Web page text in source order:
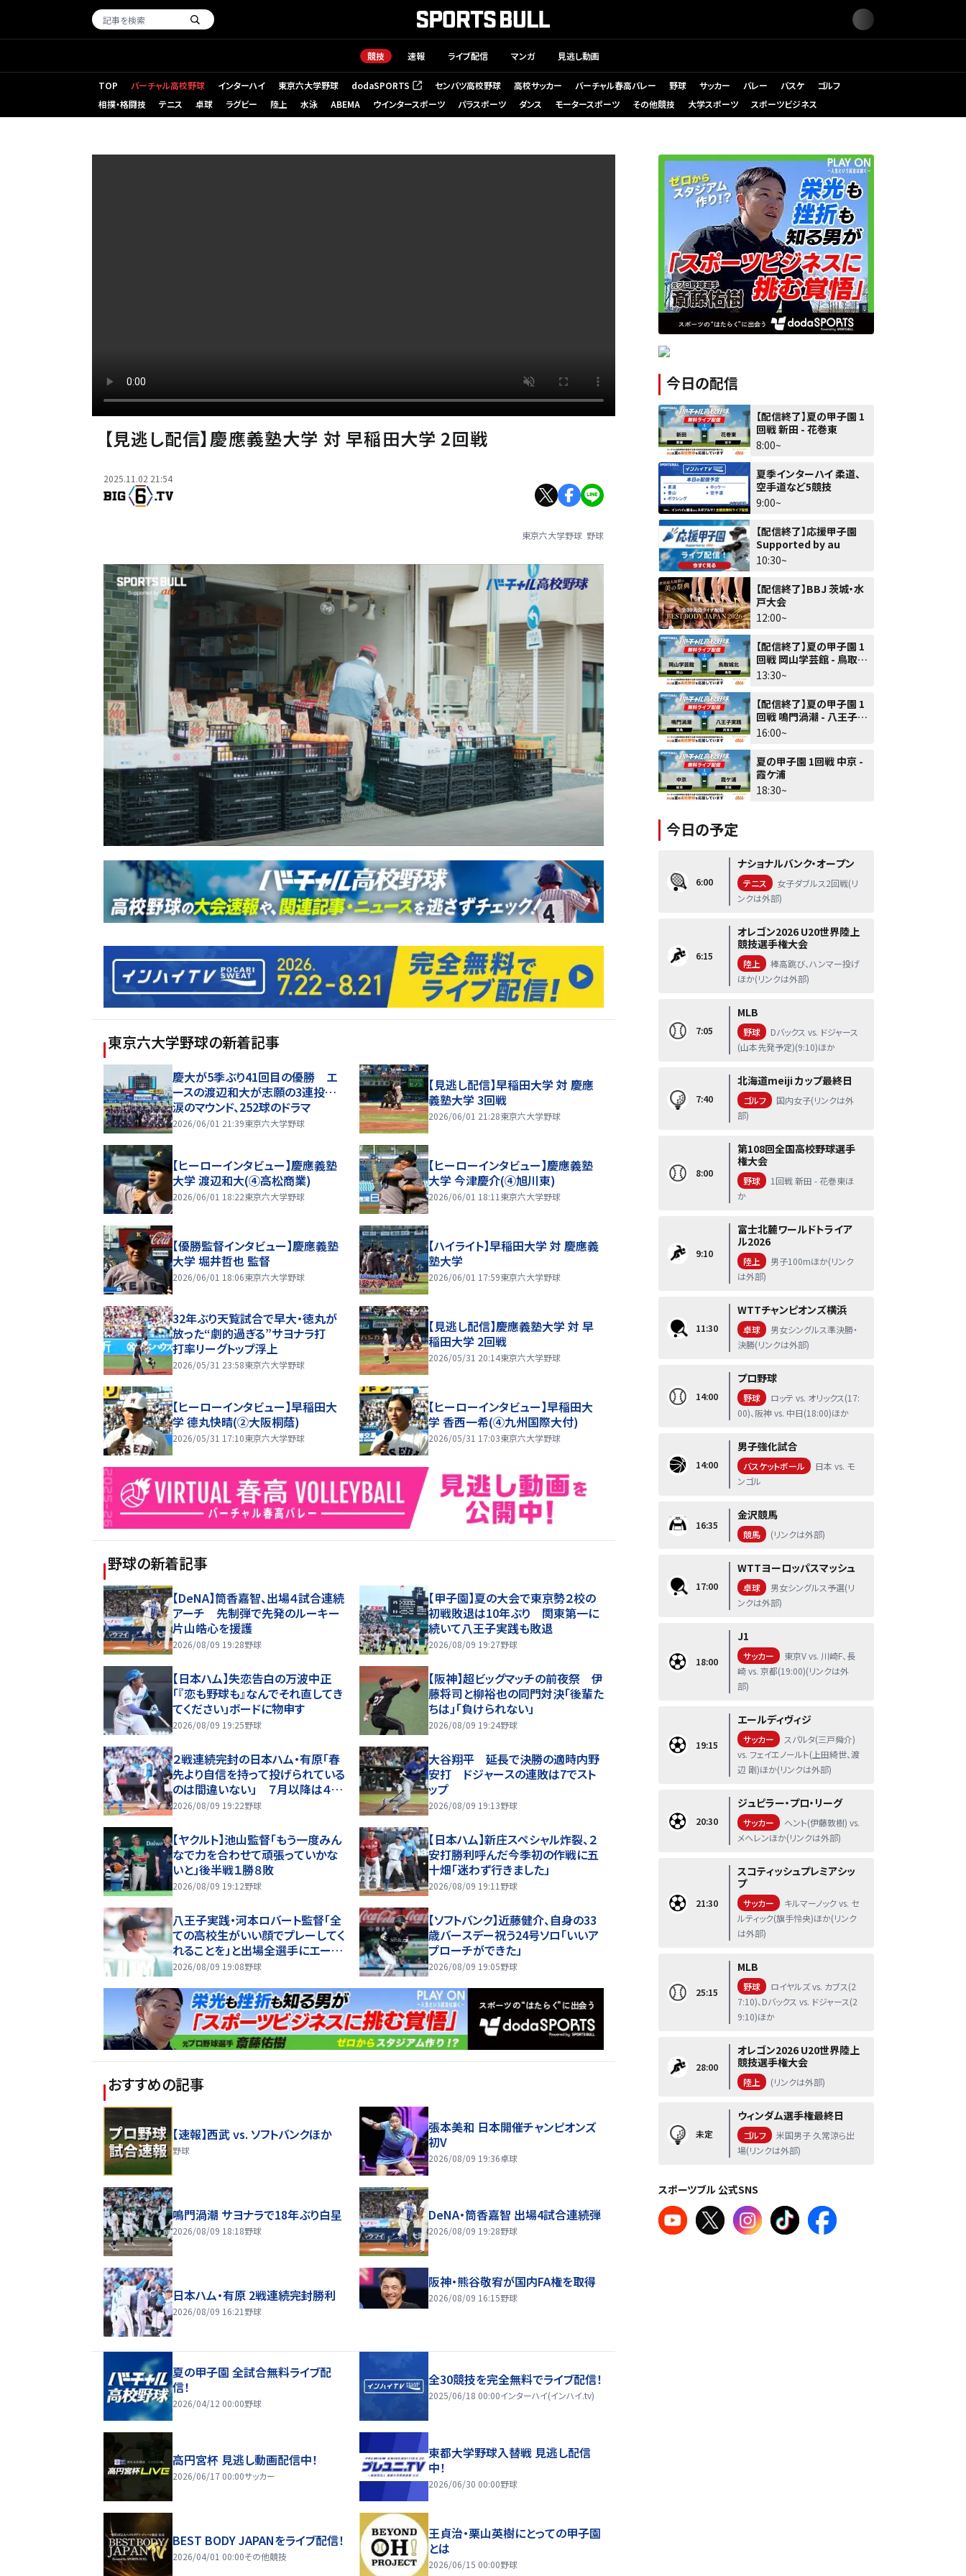
競技 速報 ライブ配信 マンガ 見逃し動画
TOP バーチャル高校野球 インターハイ 東京六大学野球 dodaSPORTS
（新しいタブで開く） センバツ高校野球 高校サッカー バーチャル春高バレー 野球 サッカー バレー バスケ
ゴルフ
相撲・格闘技
テニス 卓球 ラグビー 陸上 水泳 ABEMA ウインタースポーツ パラスポーツ ダンス モータースポーツ その他競技 大学スポーツ スポーツビジネス
【見逃し配信】慶應義塾大学 対 早稲田大学 2回戦
2025.11.02 21:54
東京六大学野球 野球
東京六大学野球の新着記事
慶大が5季ぶり41回目の優勝 エ
ースの渡辺和大が志願の3連投…
涙のマウンド、252球のドラマ
2026/06/01 21:39東京六大学野球
【見逃し配信】早稲田大学 対 慶應
義塾大学 3回戦
2026/06/01 21:28東京六大学野球
【ヒーローインタビュー】慶應義塾
大学 渡辺和大(④高松商業)
2026/06/01 18:22東京六大学野球
【ヒーローインタビュー】慶應義塾
大学 今津慶介(④旭川東)
2026/06/01 18:11 東京六大学野球
【優勝監督インタビュー】慶應義塾
大学 堀井哲也 監督
2026/06/01 18:06東京六大学野球
【ハイライト】早稲田大学 対 慶應義
塾大学
2026/06/01 17:59東京六大学野球
32年ぶり天覧試合で早大・徳丸が
放った“劇的過ぎる”サヨナラ打
打率リーグトップ浮上
2026/05/31 23:58東京六大学野球
【見逃し配信】慶應義塾大学 対 早
稲田大学 2回戦
2026/05/31 20:14東京六大学野球
【ヒーローインタビュー】早稲田大
学 德丸快晴(②大阪桐蔭)
2026/05/31 17:10東京六大学野球
【ヒーローインタビュー】早稲田大
学 香西一希(④九州国際大付)
2026/05/31 17:03東京六大学野球
野球の新着記事
【DeNA】筒香嘉智、出場４試合連続
アーチ 先制弾で先発のルーキー
片山皓心を援護
2026/08/09 19:28野球
【甲子園】夏の大会で東京勢２校の
初戦敗退は10年ぶり 関東第一に
続いて八王子実践も敗退
2026/08/09 19:27野球
【日本ハム】失恋告白の万波中正
「『恋も野球も』なんでそれ直してき
てください」ボードに物申す
2026/08/09 19:25野球
【阪神】超ビッグマッチの前夜祭 伊
藤将司と柳裕也の同門対決「後輩た
ちは」「負けられない」
2026/08/09 19:24野球
２戦連続完封の日本ハム・有原「春
先より自信を持って投げられている
のは間違いない」 ７月以降は４戦
３勝、防御率０・６０
2026/08/09 19:22野球
大谷翔平 延長で決勝の適時内野
安打 ドジャースの連敗は7でスト
ップ
2026/08/09 19:13野球
【ヤクルト】池山監督「もう一度みん
なで力を合わせて頑張っていかな
いと」後半戦１勝８敗
2026/08/09 19:12野球
【日本ハム】新庄スペシャル炸裂、２
安打勝利呼んだ今季初の作戦に五
十畑「迷わず行きました」
2026/08/09 19:11 野球
八王子実践・河本ロバート監督「全
ての高校生がいい顔でプレーしてく
れることを」と出場全選手にエー
ル 九回同点で大歓声「やりやすい
2026/08/09 19:08野球
【ソフトバンク】近藤健介、自身の33
歳バースデー祝う24号ソロ「いいア
プローチができた」
2026/08/09 19:05野球
おすすめの記事
【速報】西武 vs. ソフトバンクほか
野球
張本美和 日本開催チャンピオンズ
初V
2026/08/09 19:36卓球
鳴門渦潮 サヨナラで18年ぶり白星
2026/08/09 18:18野球
DeNA・筒香嘉智 出場4試合連続弾
2026/08/09 19:28野球
日本ハム・有原 2戦連続完封勝利
2026/08/09 16:21 野球
阪神・熊谷敬宥が国内FA権を取得
2026/08/09 16:15野球
夏の甲子園 全試合無料ライブ配
信！
2026/04/12 00:00野球
全30競技を完全無料でライブ配信！
2025/06/18 00:00インターハイ(インハイ.tv)
高円宮杯 見逃し動画配信中！
2026/06/17 00:00サッカー
東都大学野球入替戦 見逃し配信
中！
2026/06/30 00:00野球
BEST BODY JAPANをライブ配信！
2026/04/01 00:00その他競技
王貞治・栗山英樹にとっての甲子園
とは
2026/06/15 00:00野球
今日の配信
【配信終了】夏の甲子園 1
回戦 新田 - 花巻東
8:00~
夏季インターハイ 柔道、
空手道など5競技
9:00~
【配信終了】応援甲子園
Supported by au
10:30~
【配信終了】BBJ 茨城・水
戸大会
12:00~
【配信終了】夏の甲子園 1
回戦 岡山学芸館 - 鳥取城
北
13:30~
【配信終了】夏の甲子園 1
回戦 鳴門渦潮 - 八王子実
践
16:00~
夏の甲子園 1回戦 中京 -
霞ケ浦
18:30~
今日の予定
6:00
ナショナルバンク・オープン
テニス
女子ダブルス2回戦(リ
ンクは外部)
6:15
オレゴン2026 U20世界陸上
競技選手権大会
陸上
棒高跳び、ハンマー投げ
ほか(リンクは外部)
7:05
MLB
野球
Dバックス vs. ドジャース
(山本先発予定)(9:10)ほか
7:40
北海道meiji カップ最終日
ゴルフ
国内女子(リンクは外
部)
8:00
第108回全国高校野球選手
権大会
野球
1回戦 新田 - 花巻東ほ
か
9:10
富士北麓ワールドトライア
ル2026
陸上
男子100mほか(リンク
は外部)
11:30
WTTチャンピオンズ横浜
卓球
男女シングルス準決勝・
決勝(リンクは外部)
14:00
プロ野球
野球
ロッテ vs. オリックス(17:
00)、阪神 vs. 中日(18:00)ほか
14:00
男子強化試合
バスケットボール
日本 vs. モ
ンゴル
16:35
金沢競馬
競馬 (リンクは外部)
17:00
WTTヨーロッパスマッシュ
卓球
男女シングルス予選(リ
ンクは外部)
18:00
J1
サッカー
東京V vs. 川崎F、長
崎 vs. 京都(19:00)(リンクは外
部)
19:15
エールディヴィジ
サッカー
スパルタ(三戸舜介)
vs. フェイエノールト(上田綺世、渡
辺 剛)ほか(リンクは外部)
20:30
ジュピラー・プロ・リーグ
サッカー
ヘント(伊藤敦樹) vs.
メヘレンほか(リンクは外部)
21:30
スコティッシュプレミアシッ
プ
サッカー
キルマーノック vs. セ
ルティック(旗手怜央)ほか(リンク
は外部)
25:15
MLB
野球
ロイヤルズ vs. カブス(2
7:10)、Dバックス vs. ドジャース(2
9:10)ほか
28:00
オレゴン2026 U20世界陸上
競技選手権大会
陸上 (リンクは外部)
未定
ウィンダム選手権最終日
ゴルフ
米国男子 久常涼ら出
場(リンクは外部)
スポーツブル 公式SNS